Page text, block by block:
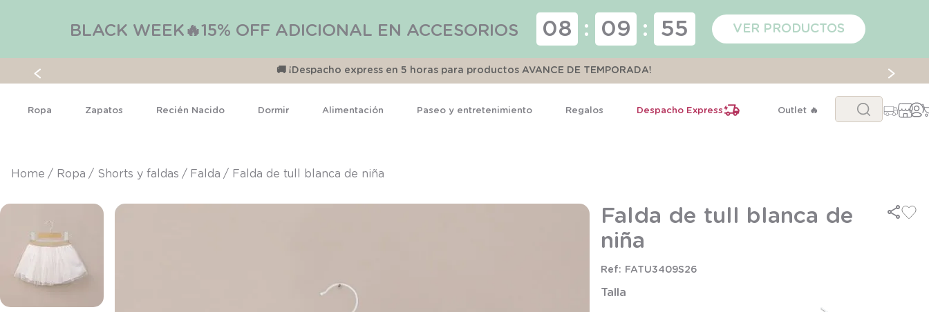
BLACK WEEK🔥15% OFF ADICIONAL EN ACCESORIOS 08 : 09 : 55 VER PRODUCTOS
🚚 ¡Despacho express en 5 horas para productos AVANCE DE TEMPORADA!
Ropa Zapatos Recién Nacido Dormir Alimentación Paseo y entretenimiento Regalos Despacho Express Outlet 🔥
Buscar...
ropa shorts y faldas falda Falda de tull blanca de niña
Falda de tull blanca de
niña
FATU3409S26
Talla